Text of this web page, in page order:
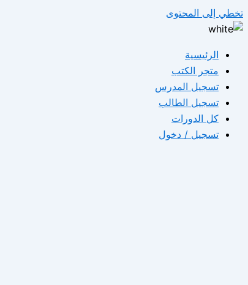
تخطي إلى المحتوى
الرئيسية
متجر الكتب
تسجيل المدرس
تسجيل الطالب
كل الدورات
تسجيل / دخول